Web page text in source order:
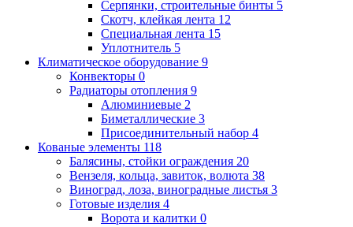
Серпянки, строительные бинты 5
Скотч, клейкая лента 12
Специальная лента 15
Уплотнитель 5
Климатическое оборудование 9
Конвекторы 0
Радиаторы отопления 9
Алюминиевые 2
Биметаллические 3
Присоединительный набор 4
Кованые элементы 118
Балясины, стойки ограждения 20
Вензеля, кольца, завиток, волюта 38
Виноград, лоза, виноградные листья 3
Готовые изделия 4
Ворота и калитки 0